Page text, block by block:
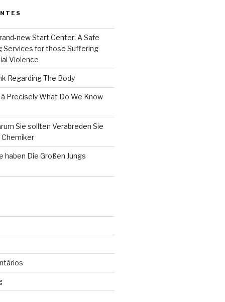
new Start Center: A Safe
Services for those Suffering
Violence
Regarding The Body
Precisely What Do We Know
Sie sollten Verabreden Sie
haben Die Großen Jungs